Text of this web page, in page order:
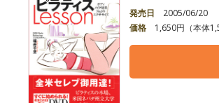
発売日
2005/06/20
価格
1,650円（本体